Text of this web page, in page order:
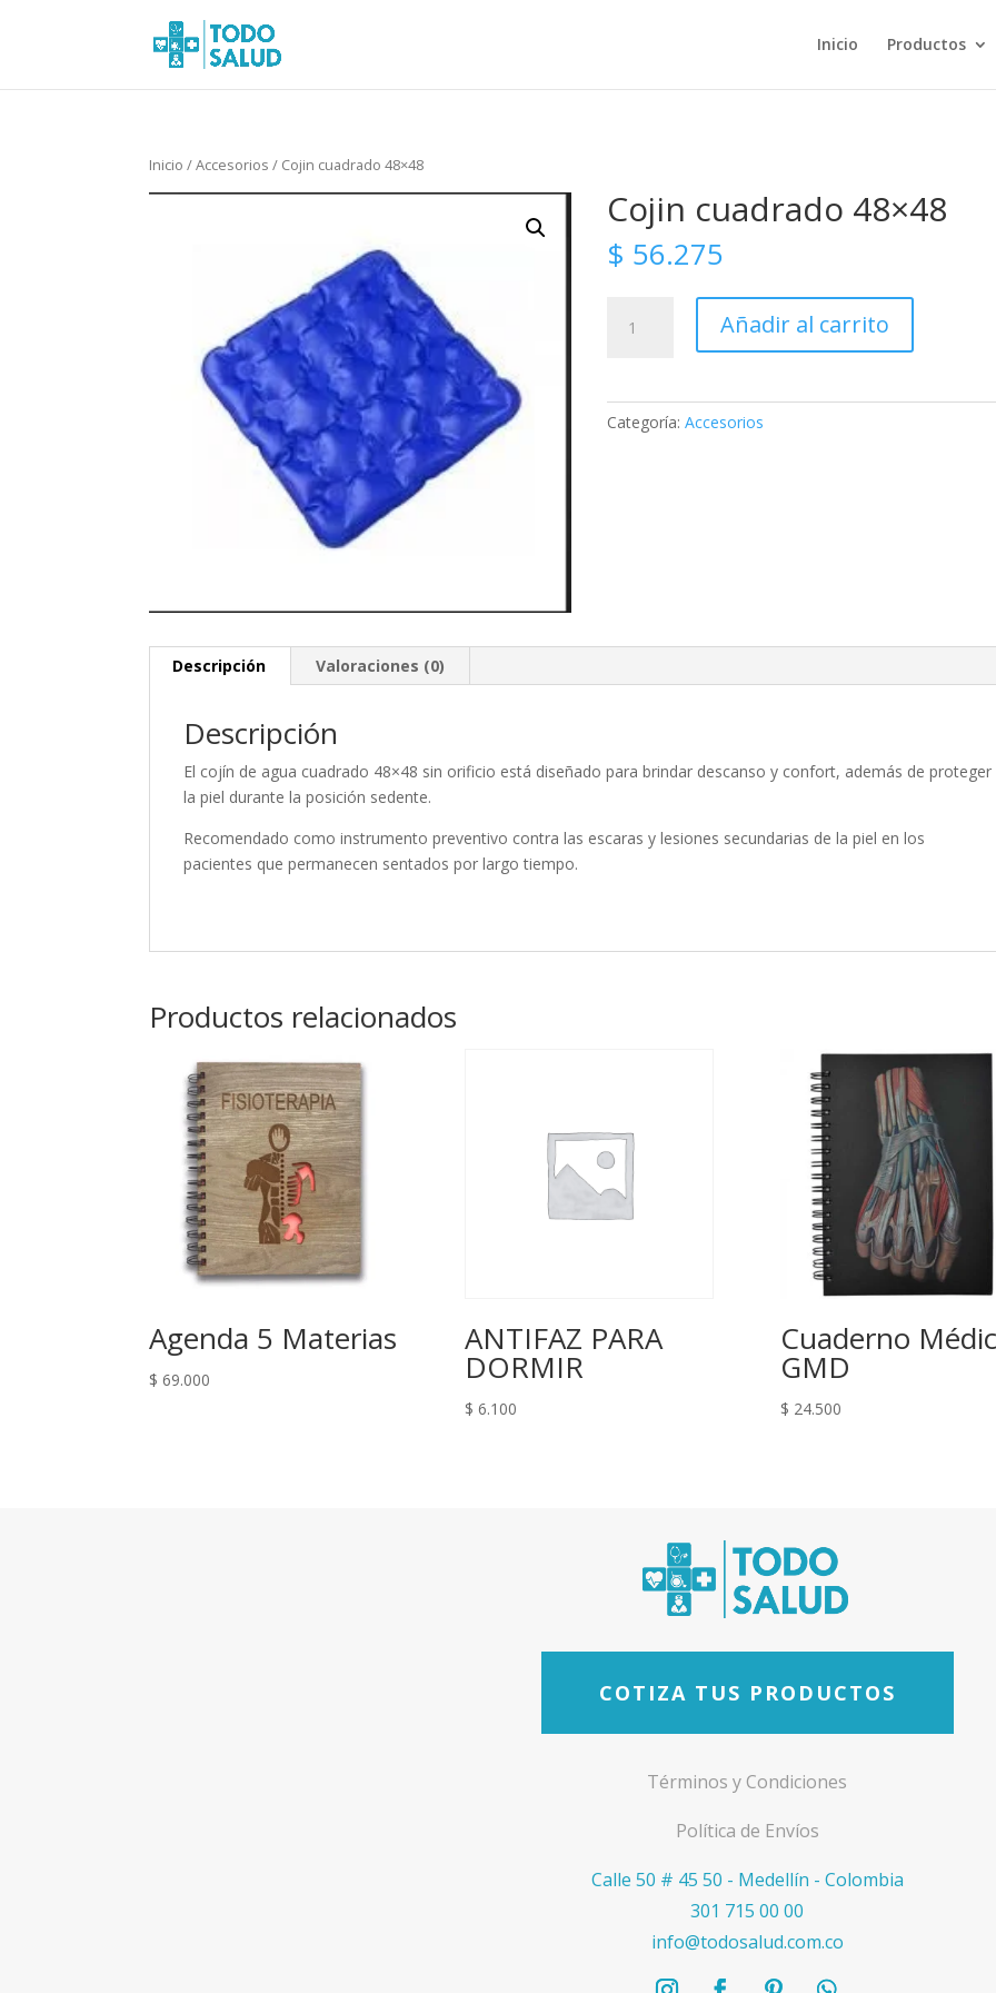
Inicio Productos
Inicio /Accesorios / Cojin cuadrado 48×48
Cojin cuadrado 48×48
$ 56.275
cuadrado
Añadir al carrito
Categoría:Accesorios
Descripción Valoraciones (0)
Descripción
El cojín de agua cuadrado 48×48 sin orificio está diseñado para brindar descanso y confort, además de proteger
la piel durante la posición sedente.
Recomendado como instrumento preventivo contra las escaras y lesiones secundarias de la piel en los
pacientes que permanecen sentados por largo tiempo.
Productos relacionados
Agenda 5 Materias
$ 69.000
ANTIFAZ PARA
DORMIR
$ 6.100
Cuaderno
GMD
$ 24.500
COTIZA TUS PRODUCTOS
Términos y Condiciones
Política de Envíos
Calle 50 # 45 50 - Medellín - Colombia
301 715 00 00
info@todosalud.com.co